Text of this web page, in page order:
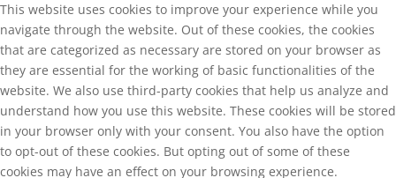
This website uses cookies to improve your experience while you
navigate through the website. Out of these cookies, the cookies
that are categorized as necessary are stored on your browser as
they are essential for the working of basic functionalities of the
website. We also use third-party cookies that help us analyze and
understand how you use this website. These cookies will be stored
in your browser only with your consent. You also have the option
to opt-out of these cookies. But opting out of some of these
cookies may have an effect on your browsing experience.